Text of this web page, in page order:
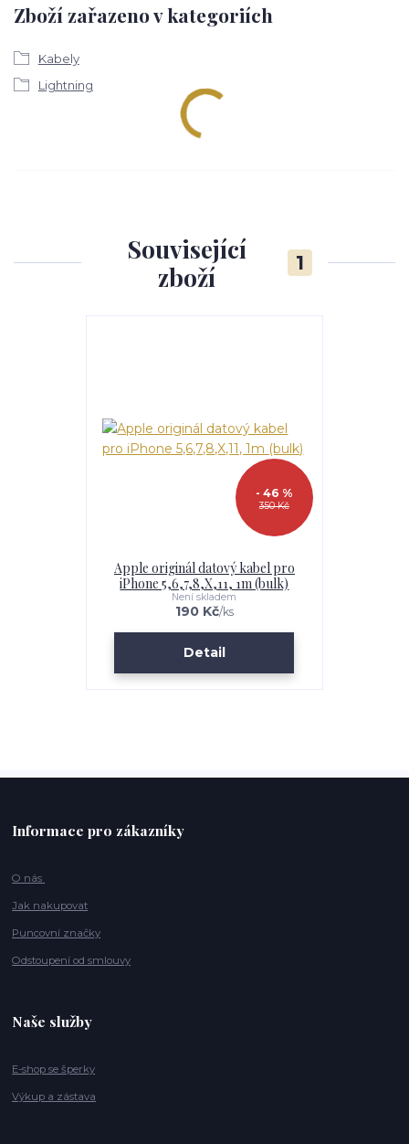
Zboží zařazeno v kategoriích
Kabely
Lightning
Související
zboží
1
350 Kč
- 46 %
Apple originál datový kabel pro
iPhone 5,6,7,8,X,11, 1m (bulk)
190 Kč/ks
Není skladem
Detail
Informace pro zákazníky
O nás
Jak nakupovat
Puncovní značky
Odstoupení od smlouvy
Naše služby
E-shop se šperky
Výkup a zástava